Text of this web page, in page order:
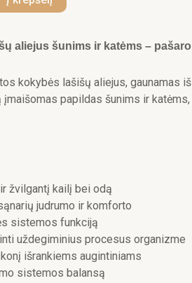
aliejus šunims ir katėms –
kokybės lašišų aliejus, gaunamas
įmaišomas papildas šunims ir
žvilgantį kailį bei odą
judrumo ir komforto
sistemos funkciją
uždegiminius procesus organizme
išrankiems augintiniams
sistemos balansą